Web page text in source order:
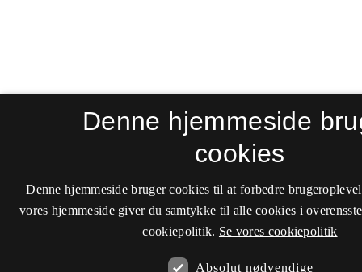
Denne hjemmeside
cookies
Denne hjemmeside bruger cookies til at forbedre
vores hjemmeside giver du samtykke til alle cookies i
cookiepolitik. Se vores cookiepolitik
Absolut nødvendige